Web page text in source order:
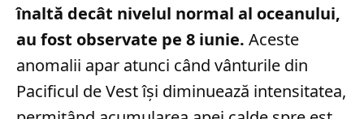
înaltă decât nivelul normal al oceanului,
au fost observate pe 8 iunie. Aceste
anomalii apar atunci când vânturile din
Pacificul de Vest își diminuează intensitatea,